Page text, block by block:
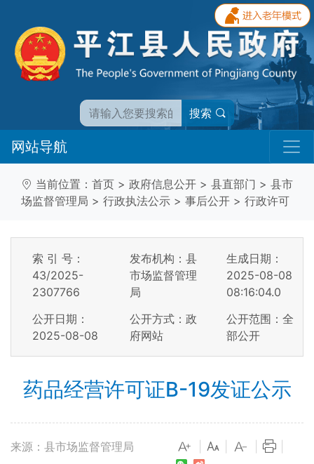
搜索
网站导航
当前位置： 首页 > 政府信息公开 > 县直部门 > 县市
场监督管理局 > 行政执法公示 > 事后公开 > 行政许可
索 引 号：
43/2025-
2307766
发布机构：县
市场监督管理
局
生成日期：
2025-08-08
08:16:04.0
公开日期：
2025-08-08
公开方式：政
府网站
公开范围：全
部公开
药品经营许可证B-19发证公示
来源：县市场监督管理局